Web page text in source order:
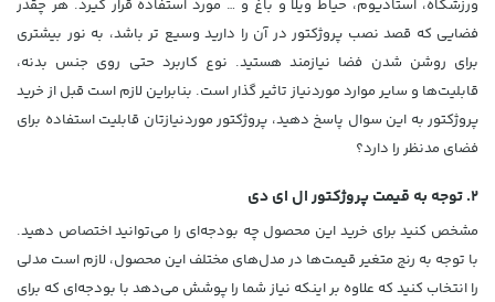
ورزشگاه، استادیوم، حیاط ویلا و باغ و … مورد استفاده قرار گیرد. هر چقدر
فضایی که قصد نصب پروژکتور در آن را دارید وسیع‌ تر باشد، به نور بیشتری
برای روشن شدن فضا نیازمند هستید. نوع کاربرد حتی روی جنس بدنه،
قابلیت‌ها و سایر موارد موردنیاز تاثیر گذار است. بنابراین لازم است قبل از خرید
پروژکتور به این سوال پاسخ دهید، پروژکتور موردنیازتان قابلیت استفاده برای
فضای مدنظر را دارد؟
2. توجه به قیمت پروژکتور ال ای دی
مشخص کنید برای خرید این محصول چه بودجه‌ای را می‌توانید اختصاص دهید.
با توجه به رنج متغیر قیمت‌ها در مدل‌های مختلف این محصول، لازم است مدلی
را انتخاب کنید که علاوه بر اینکه نیاز شما را پوشش می‌دهد با بودجه‌ای که برای